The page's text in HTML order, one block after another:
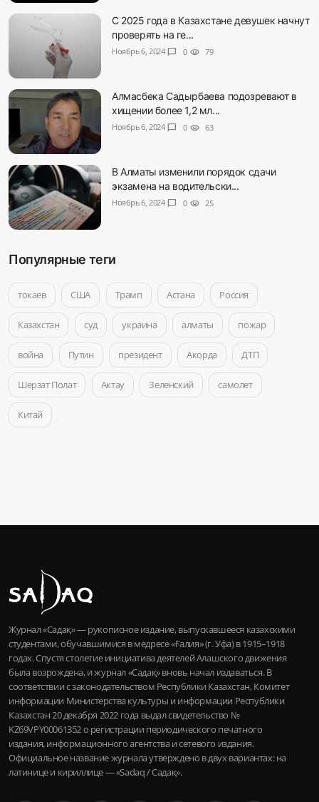
С 2025 года в Казахстане девушек начнут
проверять на ге...
Ноябрь 6, 2024 chat_bubble 0 visibility 79
Алмасбека Садырбаева подозревают в
хищении более 1,2 мл...
Ноябрь 6, 2024 chat_bubble 0 visibility 63
В Алматы изменили порядок сдачи
экзамена на водительски...
Ноябрь 6, 2024 chat_bubble 0 visibility 25
Популярные теги
токаев США Трамп Астана Россия
Казахстан суд украина алматы пожар
война Путин президент Акорда ДТП
Шерзат Полат Актау Зеленский самолет
Китай
Журнал «Садақ» — рукописное издание, выпускавшееся казахскими
студентами, обучавшимися в медресе «Ғалия» (г. Уфа) в 1915–1918
годах. Спустя столетие инициатива деятелей Алашского движения
была возрождена, и журнал «Садақ» вновь начал издаваться. В
соответствии с законодательством Республики Казахстан, Комитет
информации Министерства культуры и информации Республики
Казахстан 20 декабря 2022 года выдал свидетельство №
KZ69VPY00061352 о регистрации периодического печатного
издания, информационного агентства и сетевого издания.
Официальное название журнала утверждено в двух вариантах: на
латинице и кириллице — «Sadaq / Садақ».